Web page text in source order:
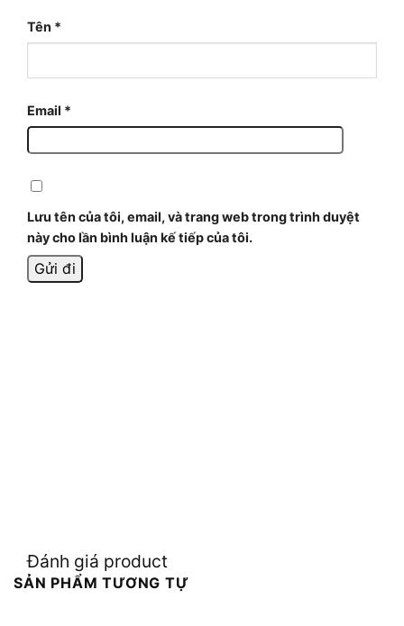
Tên *
Email *
Lưu tên của tôi, email, và trang web trong trình duyệt
này cho lần bình luận kế tiếp của tôi.
Đánh giá product
SẢN PHẨM TƯƠNG TỰ